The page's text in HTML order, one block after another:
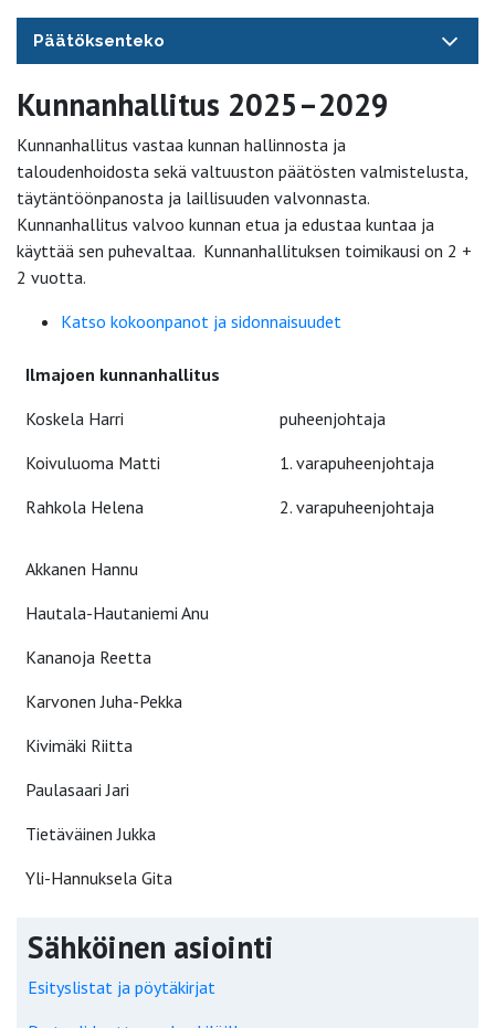
Päätöksenteko
Kunnanhallitus 2025–2029
Kunnanhallitus vastaa kunnan hallinnosta ja
taloudenhoidosta sekä valtuuston päätösten valmistelusta,
täytäntöönpanosta ja laillisuuden valvonnasta.
Kunnanhallitus valvoo kunnan etua ja edustaa kuntaa ja
käyttää sen puhevaltaa. Kunnanhallituksen toimikausi on 2 +
2 vuotta.
Katso kokoonpanot ja sidonnaisuudet
Ilmajoen kunnanhallitus
Koskela Harri
puheenjohtaja
Koivuluoma Matti
1. varapuheenjohtaja
Rahkola Helena
2. varapuheenjohtaja
Akkanen Hannu
Hautala-Hautaniemi Anu
Kananoja Reetta
Karvonen Juha-Pekka
Kivimäki Riitta
Paulasaari Jari
Tietäväinen Jukka
Yli-Hannuksela Gita
Sähköinen asiointi
Esityslistat ja pöytäkirjat